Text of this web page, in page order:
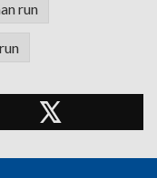
run